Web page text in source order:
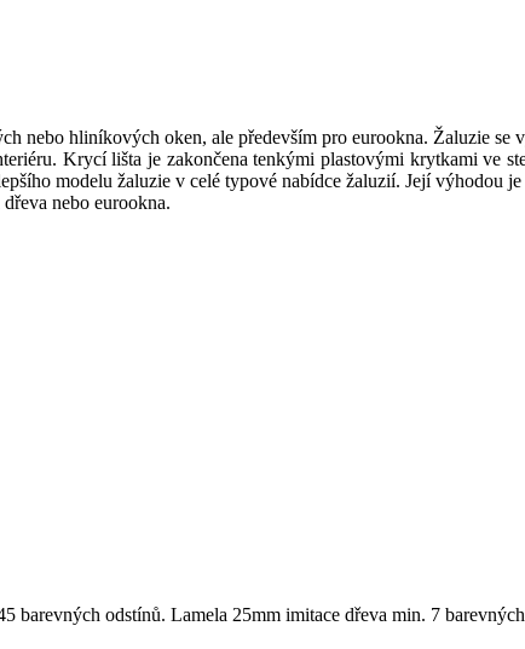
nebo hliníkových oken, ale především pro eurookna. Žaluzie
Krycí lišta je zakončena tenkými plastovými krytkami ve
modelu žaluzie v celé typové nabídce žaluzií. Její výhodou
nebo eurookna.
barevných odstínů. Lamela 25mm imitace dřeva min. 7